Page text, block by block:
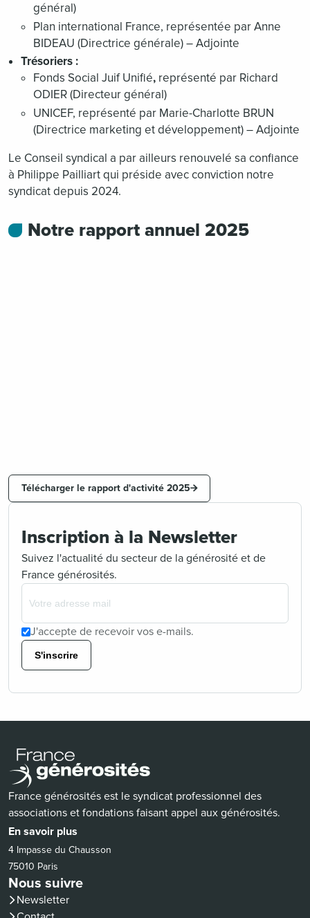
général)
Plan international France, représentée par Anne
BIDEAU (Directrice générale) – Adjointe
Trésoriers :
Fonds Social Juif Unifié, représenté par Richard
ODIER (Directeur général)
UNICEF, représenté par Marie-Charlotte BRUN
(Directrice marketing et développement) – Adjointe
Le Conseil syndical a par ailleurs renouvelé sa confiance
à Philippe Pailliart qui préside avec conviction notre
syndicat depuis 2024.
Notre rapport annuel 2025
Télécharger le rapport d'activité 2025
Inscription à la Newsletter
Suivez l'actualité du secteur de la générosité et de
France générosités.
J'accepte de recevoir vos e-mails.
S'inscrire
France générosités est le syndicat professionnel des
associations et fondations faisant appel aux générosités.
En savoir plus
4 Impasse du Chausson
75010 Paris
Nous suivre
Newsletter